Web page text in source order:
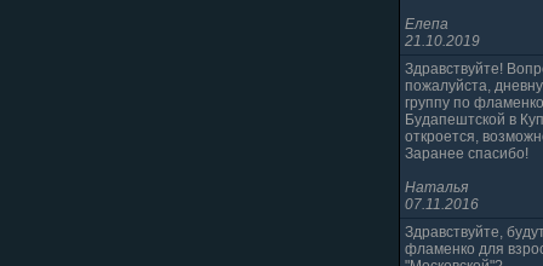
Елепа
21.10.2019
Здравствуйте!
пожалуйста,
группу по
Будапештской в
откроется,
Заранее спасибо!
Наталья
07.11.2016
Здравствуйте,
фламенко для